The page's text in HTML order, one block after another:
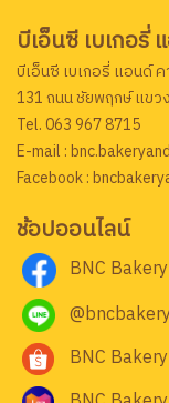
บีเอ็นซี เบเกอรี่
บีเอ็นซี เบเกอรี่ แอนด์
131 ถนน ชัยพฤกษ์ แขว
Tel. 063 967 8715
E-mail :
Facebook :
ช้อปออนไลน์
BNC
BNC